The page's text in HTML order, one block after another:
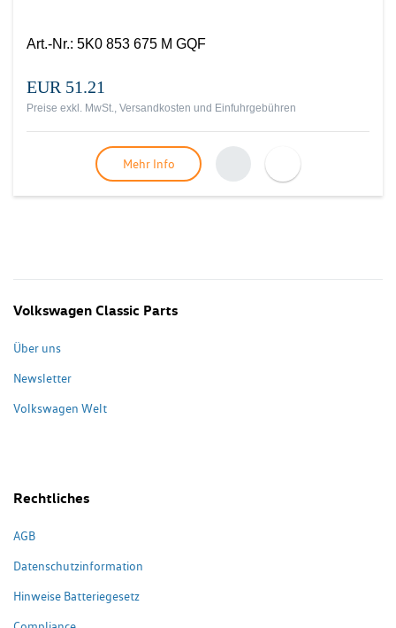
Art.-Nr.: 5K0 853 675 M GQF
EUR 51.21
Preise exkl. MwSt., Versandkosten und Einfuhrgebühren
Mehr Info
Volkswagen Classic Parts
Über uns
Newsletter
Volkswagen Welt
Rechtliches
AGB
Datenschutzinformation
Hinweise Batteriegesetz